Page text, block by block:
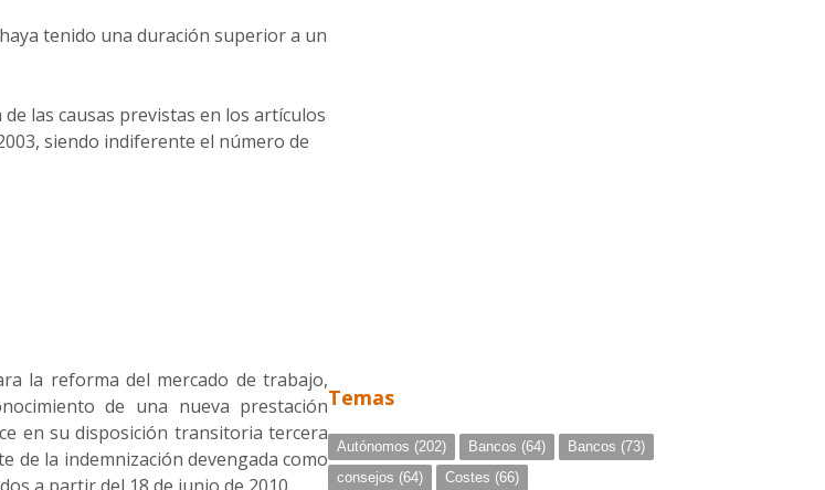
tenido una duración superior a un
las causas previstas en los artículos
siendo indiferente el número de
la reforma del mercado de trabajo,
de una nueva prestación
en su disposición transitoria tercera
de la indemnización devengada como
Temas
Autónomos (202) Bancos (64) Bancos (73)
consejos (64) Costes (66)